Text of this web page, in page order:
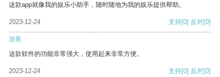
这款app就像我的娱乐小助手，随时随地为我的娱乐提供帮助。
2023-12-24 支持[0] 反对[0]
游客
这款软件的功能非常强大，使用起来非常方便。
2023-12-24 支持[0] 反对[0]